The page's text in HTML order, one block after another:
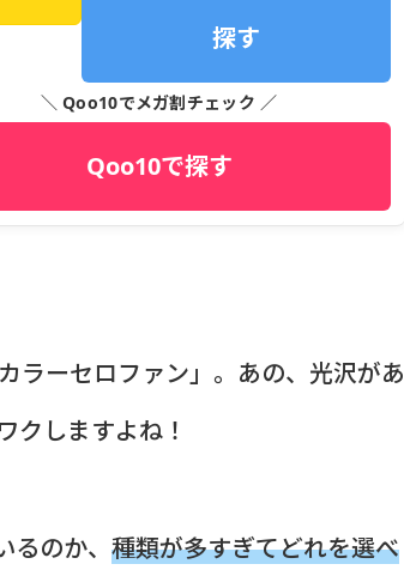
探す
＼ Qoo10でメガ割チェック ／
Qoo10で探す
ラーセロファン」。あの、光沢があ
クしますよね！
のか、 種類が多すぎてどれを選べ